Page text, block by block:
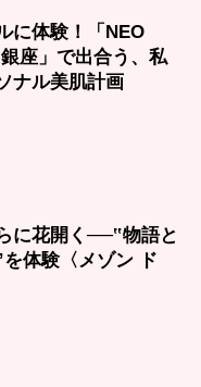
に体験！「NEO
座」で出合う、私
ナル美肌計画
に花開く──‟物語と
を体験〈メゾン ド